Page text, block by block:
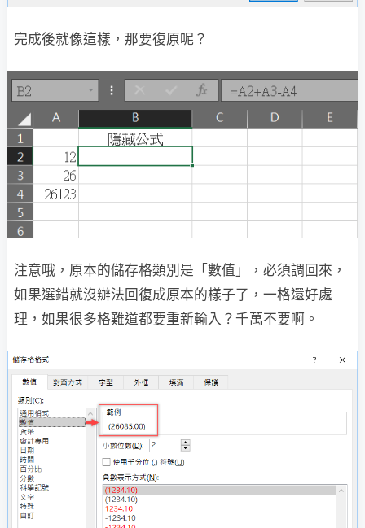
完成後就像這樣，那要復原呢？
注意哦，原本的儲存格類別是「數值」，必須調回來，
如果選錯就沒辦法回復成原本的樣子了，一格還好處
理，如果很多格難道都要重新輸入？千萬不要啊。